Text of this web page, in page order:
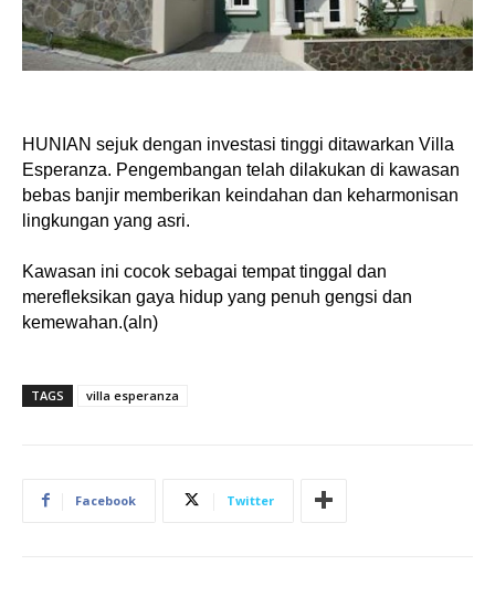
HUNIAN sejuk dengan investasi tinggi ditawarkan Villa
Esperanza. Pengembangan telah dilakukan di kawasan
bebas banjir memberikan keindahan dan keharmonisan
lingkungan yang asri.
Kawasan ini cocok sebagai tempat tinggal dan
merefleksikan gaya hidup yang penuh gengsi dan
kemewahan.(aln)
TAGS villa esperanza
Facebook Twitter